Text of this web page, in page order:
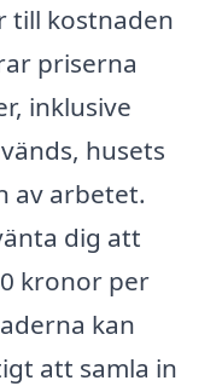
till kostnaden
priserna
inklusive
husets
av arbetet.
dig att
kronor per
kan
att samla in